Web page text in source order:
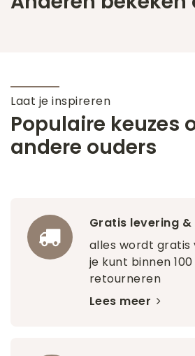
Laat je inspireren
Populaire keuzes
andere ouders
Gratis levering
alles wordt gratis
je kunt binnen
retourneren
Lees meer